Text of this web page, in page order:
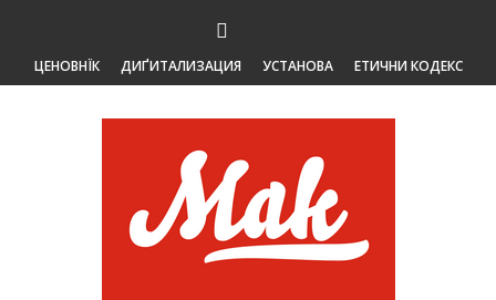
ЦЕНОВНЇК ДИҐИТАЛИЗАЦИЯ УСТАНОВА ЕТИЧНИ КОДЕКС